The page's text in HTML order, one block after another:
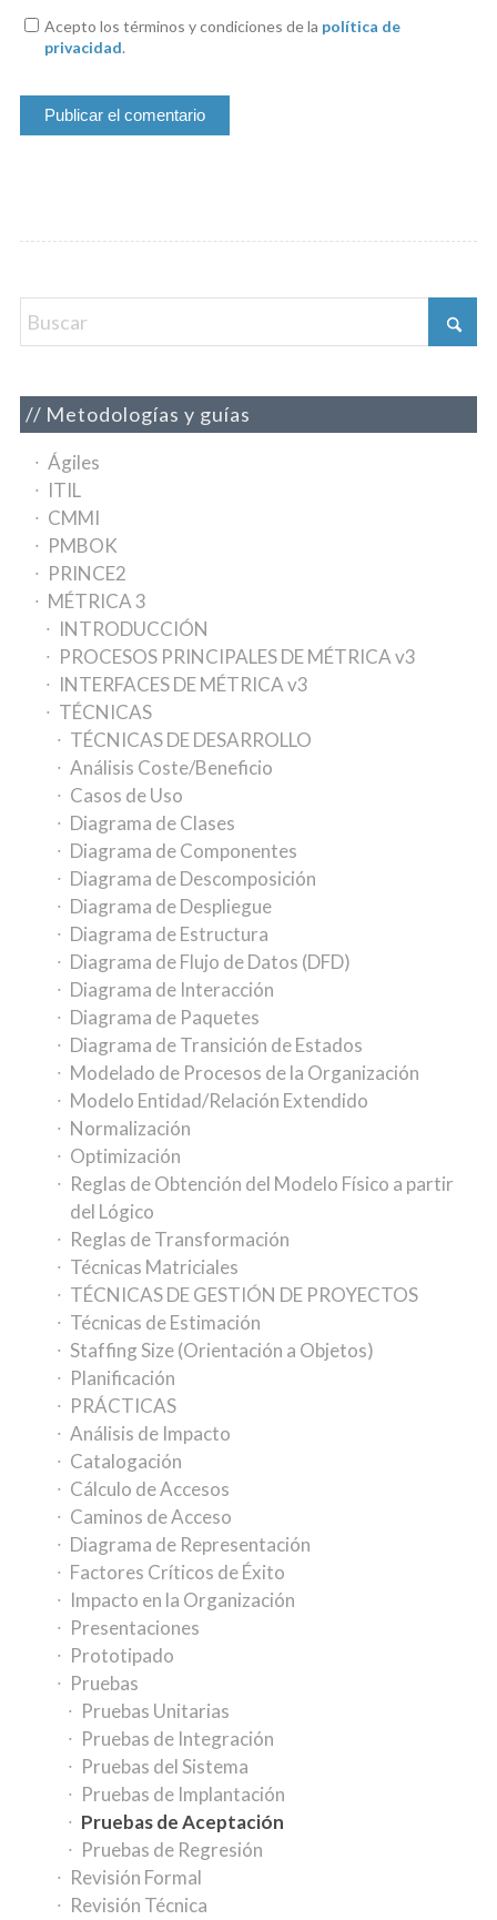
Acepto los términos y condiciones de la política de
privacidad.
Metodologías y guías
Ágiles
ITIL
CMMI
PMBOK
PRINCE2
MÉTRICA 3
INTRODUCCIÓN
PROCESOS PRINCIPALES DE MÉTRICA v3
INTERFACES DE MÉTRICA v3
TÉCNICAS
TÉCNICAS DE DESARROLLO
Análisis Coste/Beneficio
Casos de Uso
Diagrama de Clases
Diagrama de Componentes
Diagrama de Descomposición
Diagrama de Despliegue
Diagrama de Estructura
Diagrama de Flujo de Datos (DFD)
Diagrama de Interacción
Diagrama de Paquetes
Diagrama de Transición de Estados
Modelado de Procesos de la Organización
Modelo Entidad/Relación Extendido
Normalización
Optimización
Reglas de Obtención del Modelo Físico a partir
del Lógico
Reglas de Transformación
Técnicas Matriciales
TÉCNICAS DE GESTIÓN DE PROYECTOS
Técnicas de Estimación
Staffing Size (Orientación a Objetos)
Planificación
PRÁCTICAS
Análisis de Impacto
Catalogación
Cálculo de Accesos
Caminos de Acceso
Diagrama de Representación
Factores Críticos de Éxito
Impacto en la Organización
Presentaciones
Prototipado
Pruebas
Pruebas Unitarias
Pruebas de Integración
Pruebas del Sistema
Pruebas de Implantación
Pruebas de Aceptación
Pruebas de Regresión
Revisión Formal
Revisión Técnica